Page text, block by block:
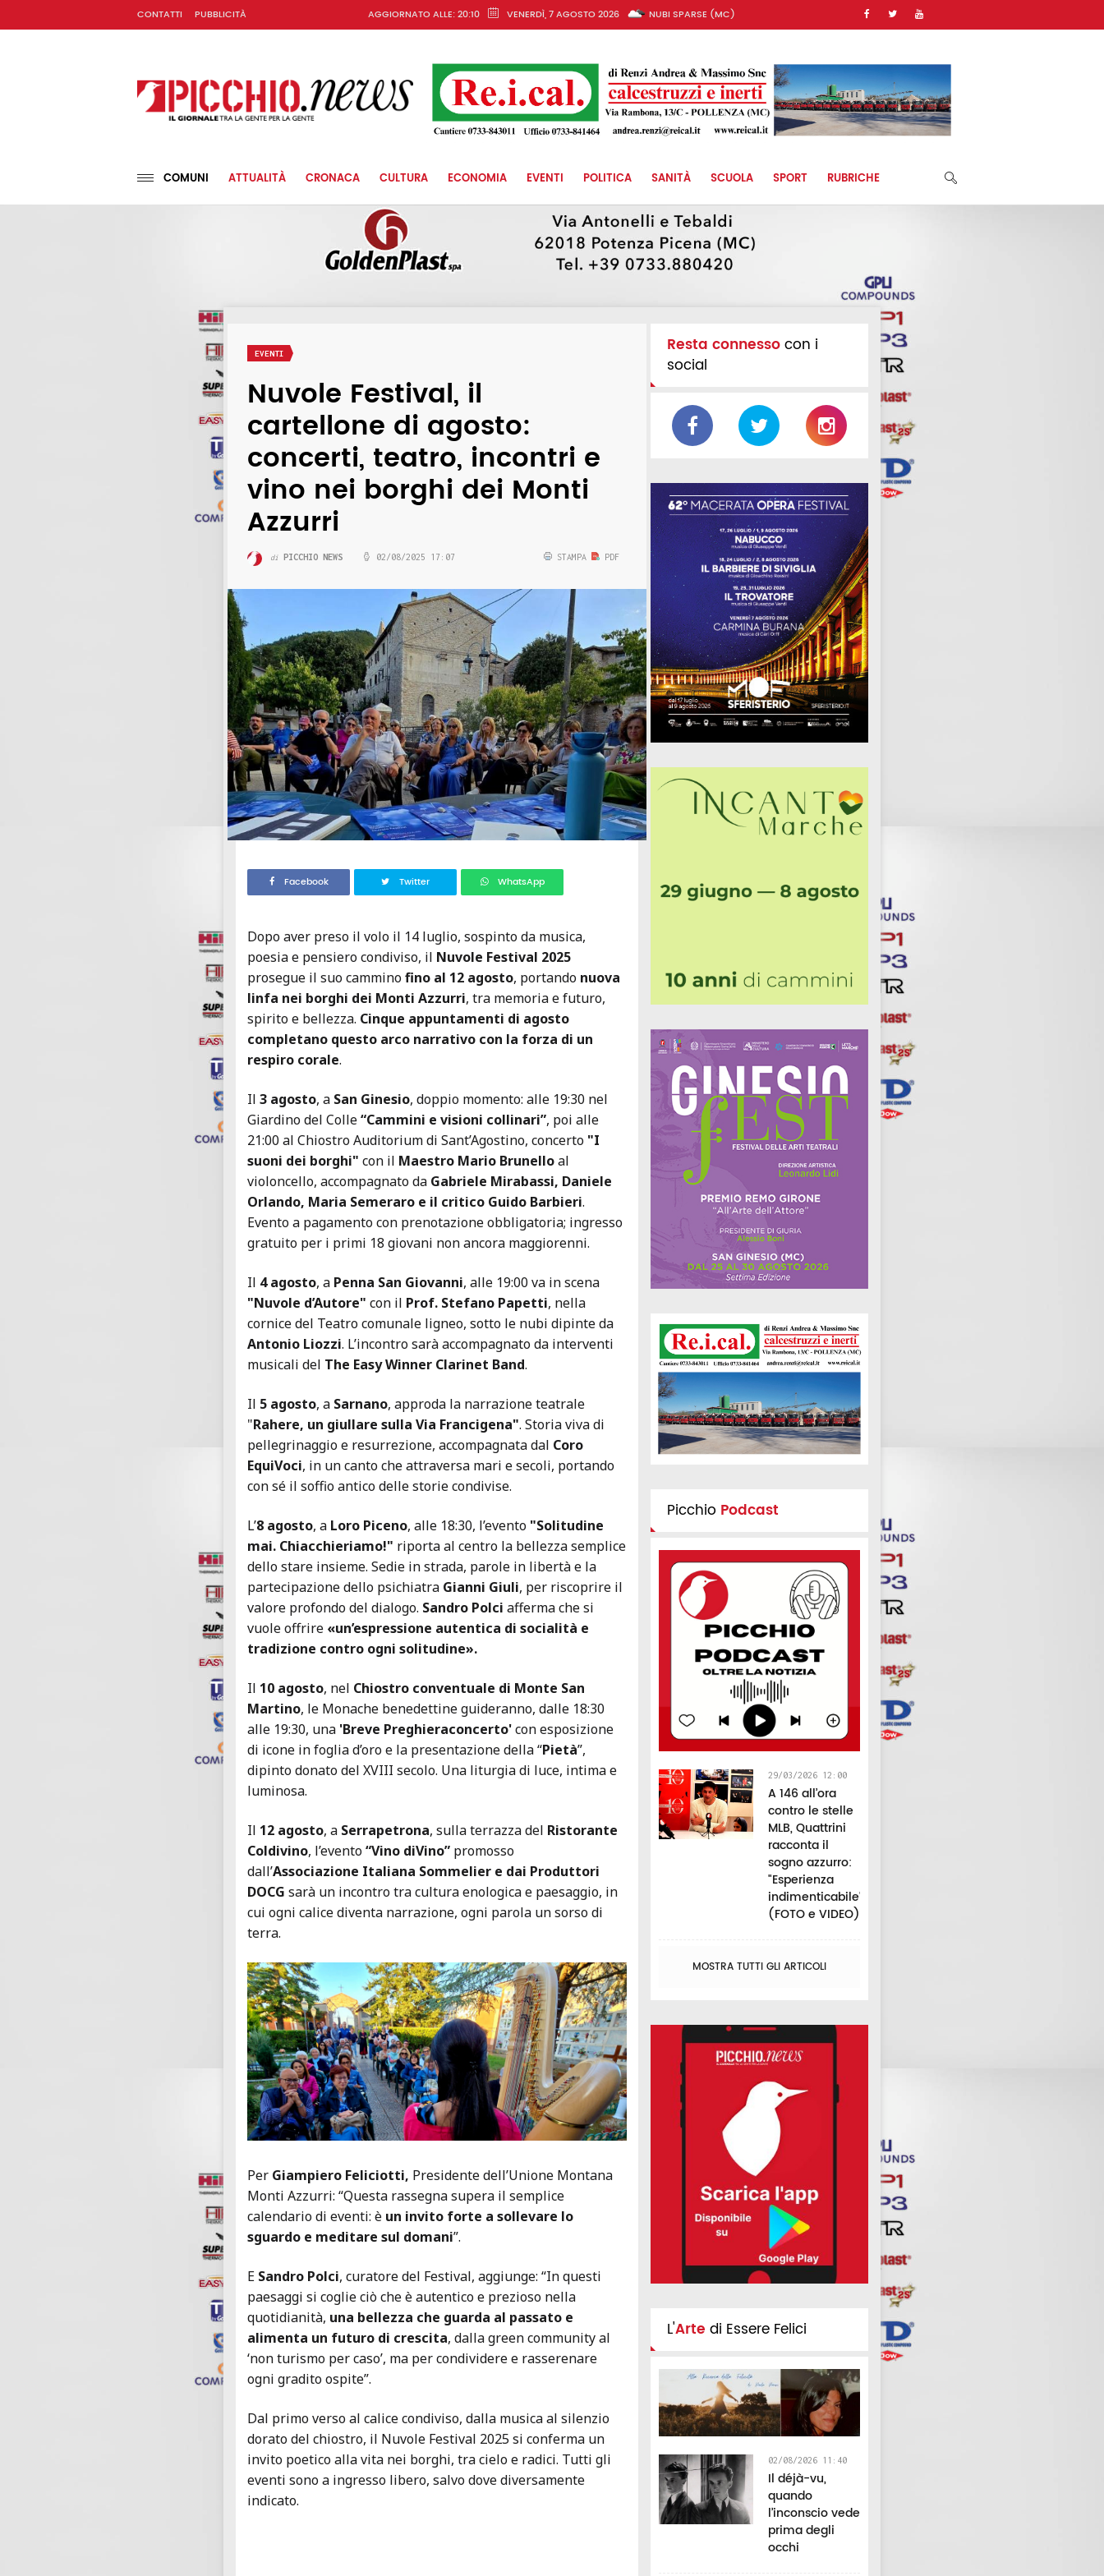
CONTATTI PUBBLICITÀ AGGIORNATO ALLE: 20:10 VENERDÌ, 7 AGOSTO 2026 NUBI SPARSE (MC)
COMUNI ATTUALITÀ CRONACA CULTURA ECONOMIA EVENTI POLITICA SANITÀ SCUOLA SPORT RUBRICHE
EVENTI
Nuvole Festival, il
cartellone di agosto:
concerti, teatro, incontri e
vino nei borghi dei Monti
Azzurri
di PICCHIO NEWS 02/08/2025 17:07 STAMPA PDF
Facebook Twitter WhatsApp
Dopo aver preso il volo il 14 luglio, sospinto da musica,
poesia e pensiero condiviso, il Nuvole Festival 2025
prosegue il suo camminofino al 12 agosto, portando nuova
linfa nei borghi dei Monti Azzurri, tra memoria e futuro,
spirito e bellezza. Cinque appuntamenti di agosto
completano questo arco narrativo con la forza di un
respiro corale.
Il 3 agosto, a San Ginesio, doppio momento: alle 19:30 nel
Giardino del Colle“Cammini e visioni collinari”, poi alle
21:00 al Chiostro Auditorium di Sant’Agostino, concerto "I
suoni dei borghi" con il Maestro Mario Brunelloal
violoncello, accompagnato da Gabriele Mirabassi, Daniele
Orlando, Maria Semeraro e il critico Guido Barbieri.
Evento a pagamento con prenotazione obbligatoria; ingresso
gratuito per i primi 18 giovani non ancora maggiorenni.
Il 4 agosto, a Penna San Giovanni, alle 19:00 va in scena
"Nuvole d’Autore" con il Prof. Stefano Papetti, nella
cornice del Teatro comunale ligneo, sotto le nubi dipinte da
Antonio Liozzi. L’incontro sarà accompagnato da interventi
musicali del The Easy Winner Clarinet Band.
Il 5 agosto, a Sarnano, approda la narrazione teatrale
"Rahere, un giullare sulla Via Francigena". Storia viva di
pellegrinaggio e resurrezione, accompagnata dal Coro
EquiVoci, in un canto che attraversa mari e secoli, portando
con sé il soffio antico delle storie condivise.
L’8 agosto, a Loro Piceno, alle 18:30, l’evento "Solitudine
mai. Chiacchieriamo!" riporta al centro la bellezza semplice
dello stare insieme. Sedie in strada, parole in libertà e la
partecipazione dello psichiatra Gianni Giuli, per riscoprire il
valore profondo del dialogo. Sandro Polci afferma che si
vuole offrire «un’espressione autentica di socialità e
tradizione contro ogni solitudine».
Il 10 agosto, nel Chiostro conventuale di Monte San
Martino, le Monache benedettine guideranno, dalle 18:30
alle 19:30, una 'Breve Preghieraconcerto'con esposizione
di icone in foglia d’oro e la presentazione della “Pietà”,
dipinto donato del XVIII secolo. Una liturgia di luce, intima e
luminosa.
Il 12 agosto, a Serrapetrona, sulla terrazza del Ristorante
Coldivino, l’evento“Vino diVino” promosso
dall’Associazione Italiana Sommelier e dai Produttori
DOCG sarà un incontro tra cultura enologica e paesaggio, in
cui ogni calice diventa narrazione, ogni parola un sorso di
terra.
Per Giampiero Feliciotti, Presidente dell’Unione Montana
Monti Azzurri: “Questa rassegna supera il semplice
calendario di eventi: è un invito forte a sollevare lo
sguardo e meditare sul domani”.
E Sandro Polci, curatore del Festival, aggiunge: “In questi
paesaggi si coglie ciò che è autentico e prezioso nella
quotidianità, una bellezza che guarda al passato e
alimenta un futuro di crescita, dalla green community al
‘non turismo per caso’, ma per condividere e rasserenare
ogni gradito ospite”.
Dal primo verso al calice condiviso, dalla musica al silenzio
dorato del chiostro, il Nuvole Festival 2025 si conferma un
invito poetico alla vita nei borghi, tra cielo e radici. Tutti gli
eventi sono a ingresso libero, salvo dove diversamente
indicato.
Resta connessocon i
social
Picchio Podcast
29/03/2026 12:00
A 146 all’ora
contro le stelle
MLB, Quattrini
racconta il
sogno azzurro:
"Esperienza
indimenticabile"
(FOTO e VIDEO)
MOSTRA TUTTI GLI ARTICOLI
L'Arte di Essere Felici
02/08/2026 11:40
Il déjà-vu,
quando
l’inconscio vede
prima degli
occhi